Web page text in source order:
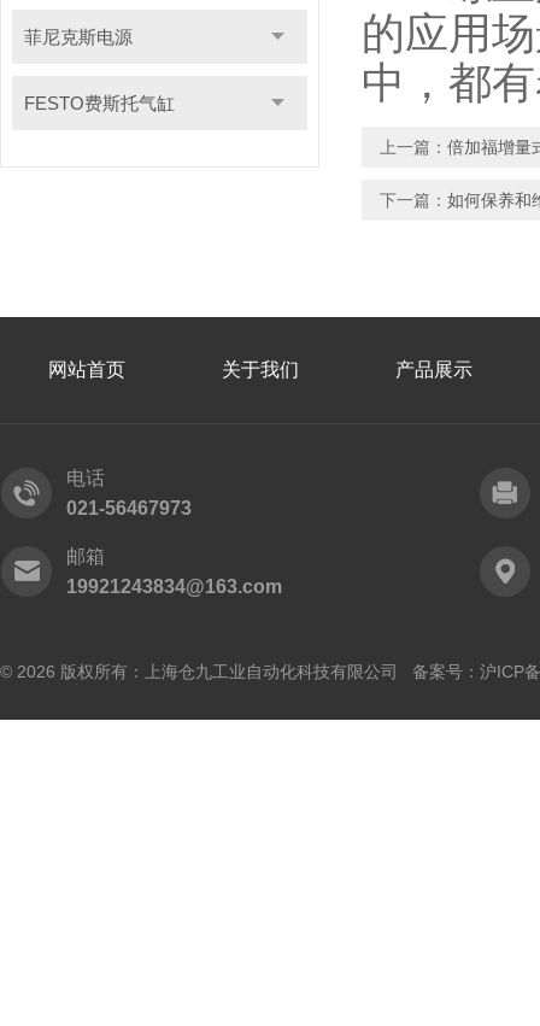
菲尼克斯电源
FESTO费斯托气缸
的应用
中，都
上一篇： 倍加福增量
下一篇： 如何保养和
网站首页 关于我们 产品展示
电话
021-56467973
邮箱
19921243834@163.com
© 2026 版权所有：上海仓九工业自动化科技有限公司 备案号： 沪ICP